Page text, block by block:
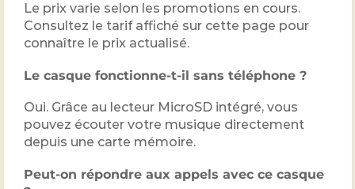
Le prix varie selon les promotions en cours.
Consultez le tarif affiché sur cette page pour
connaître le prix actualisé.
Le casque fonctionne-t-il sans téléphone ?
Oui. Grâce au lecteur MicroSD intégré, vous
pouvez écouter votre musique directement
depuis une carte mémoire.
Peut-on répondre aux appels avec ce casque